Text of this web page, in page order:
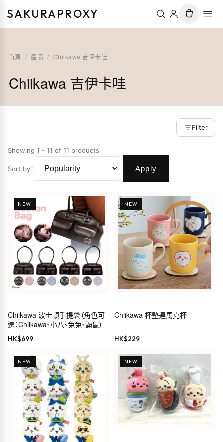
SAKURAPROXY
首頁 / 產品 / Chiikawa 吉伊卡哇
Chiikawa 吉伊卡哇
Filter
Showing 1 - 11 of 11 products
Sort by： Apply
NEW
Chiikawa 波士頓手提袋（角色可
選：Chiikawa、小八、兔兔、鼯鼠）
HK$699
NEW
Chiikawa 杯墊連馬克杯
HK$229
NEW NEW